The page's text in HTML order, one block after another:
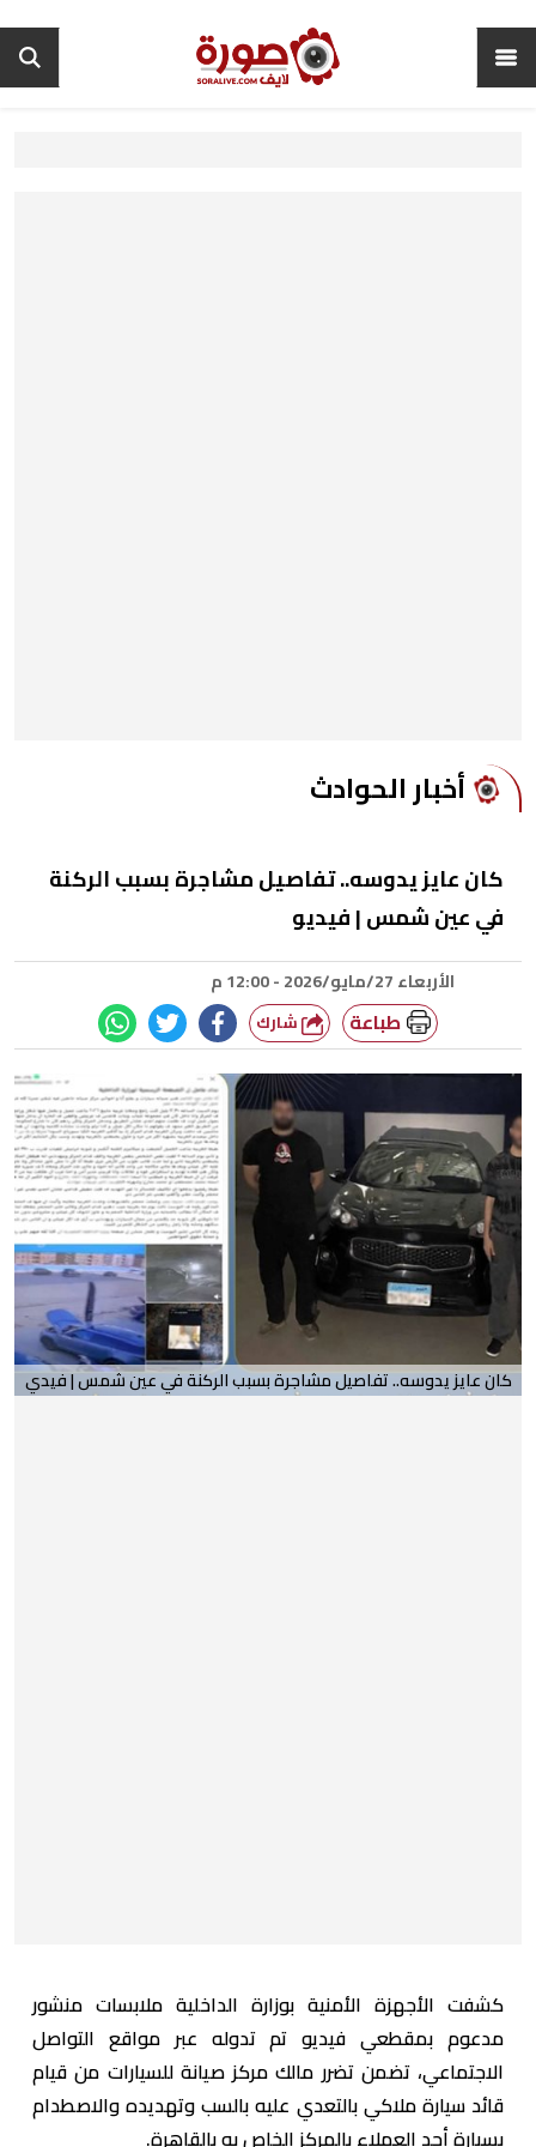
أخبار الحوادث
كان عايز يدوسه.. تفاصيل مشاجرة بسبب الركنة
في عين شمس | فيديو
الأربعاء 27/مايو/2026 - 12:00 م
طباعة
كان عايز يدوسه.. تفاصيل مشاجرة بسبب الركنة في عين شمس | فيدي
كشفت الأجهزة الأمنية بوزارة الداخلية ملابسات منشور
مدعوم بمقطعي فيديو تم تدوله عبر مواقع التواصل
الاجتماعي، تضمن تضرر مالك مركز صيانة للسيارات من قيام
قائد سيارة ملاكي بالتعدي عليه بالسب وتهديده والاصطدام
بسيارة أحد العملاء بالمركز الخاص به بالقاهرة.